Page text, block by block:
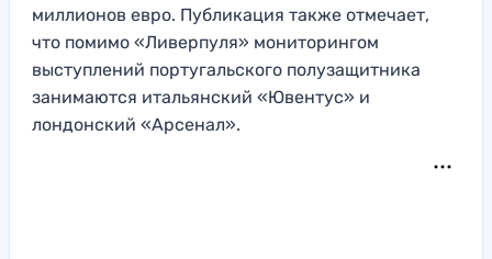
миллионов евро. Публикация также отмечает,
что помимо «Ливерпуля» мониторингом
выступлений португальского полузащитника
занимаются итальянский «Ювентус» и
лондонский «Арсенал».